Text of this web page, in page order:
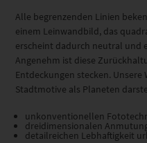
Alle begrenzenden Linien
einem Leinwandbild, das
erscheint dadurch neutral und
Angenehm ist diese
Entdeckungen stecken. Unsere
Stadtmotive als Planeten
unkonventionellen
dreidimensionalen
detailreichen Lebhaftigkeit